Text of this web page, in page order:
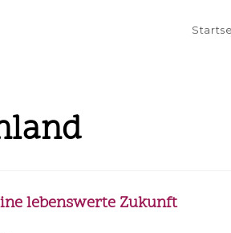
lebenswerte Zukunft